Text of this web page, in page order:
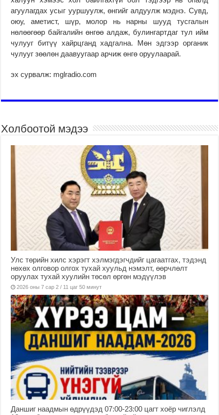
агуулагдах усыг ууршуулж, өнгийг алдуулж мэднэ. Сувд,
оюу, аметист, шүр, молор нь нарны шууд тусгалын
нөлөөгөөр байгалийн өнгөө алдаж, булингартдаг тул ийм
чулууг битүү хайрцганд хадгална. Мөн эдгээр органик
чулууг зөөлөн даавуугаар арчиж өнгө оруулаарай.
эх сурвалж: mglradio.com
Холбоотой мэдээ
Улс төрийн хилс хэрэгт хэлмэгдэгчдийг цагаатгах, тэдэнд
нөхөх олговор олгох тухай хуульд нэмэлт, өөрчлөлт
оруулах тухай хуулийн төсөл өргөн мэдүүлэв
2026 оны 7 сар 2 / 11 цаг 50 минут
Даншиг наадмын өдрүүдэд 07:00-23:00 цагт хоёр чиглэлд